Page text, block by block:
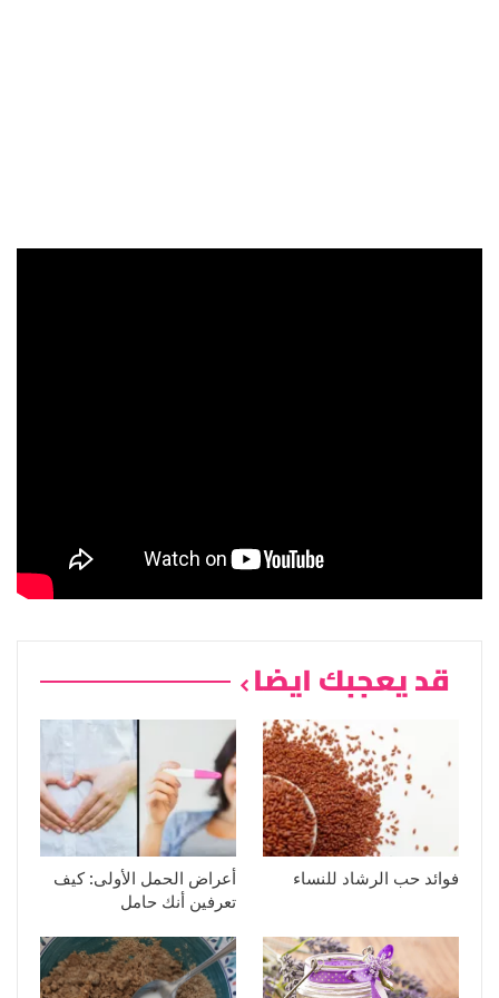
قد يعجبك ايضا
فوائد حب الرشاد للنساء
أعراض الحمل الأولى: كيف
تعرفين أنك حامل